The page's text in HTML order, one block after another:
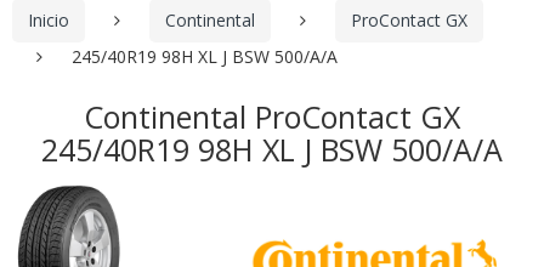
Inicio Continental
ProContact GX
245/40R19 98H XL J BSW 500/A/A
Continental ProContact GX
245/40R19 98H XL J BSW 500/A/A